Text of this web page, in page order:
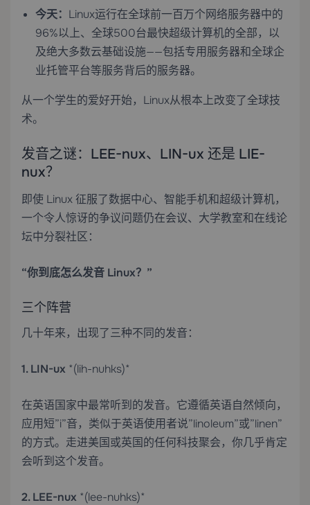
今天： Linux运行在全球前一百万个网络服务器中的
96%以上、全球500台最快超级计算机的全部，以
及绝大多数云基础设施——包括专用服务器和全球企
业托管平台等服务背后的服务器。
从一个学生的爱好开始，Linux从根本上改变了全球技
术。
发音之谜：LEE-nux、LIN-ux 还是 LIE-
nux？
即使 Linux 征服了数据中心、智能手机和超级计算机，
一个令人惊讶的争议问题仍在会议、大学教室和在线论
坛中分裂社区：
“你到底怎么发音 Linux？”
三个阵营
几十年来，出现了三种不同的发音：
1. LIN-ux *(lih-nuhks)*
在英语国家中最常听到的发音。它遵循英语自然倾向，
应用短”i”音，类似于英语使用者说”linoleum”或”linen”
的方式。走进美国或英国的任何科技聚会，你几乎肯定
会听到这个发音。
2. LEE-nux *(lee-nuhks)*